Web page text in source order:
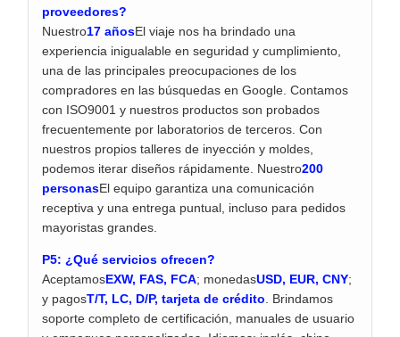
proveedores?
Nuestro17 añosEl viaje nos ha brindado una
experiencia inigualable en seguridad y cumplimiento,
una de las principales preocupaciones de los
compradores en las búsquedas en Google. Contamos
con ISO9001 y nuestros productos son probados
frecuentemente por laboratorios de terceros. Con
nuestros propios talleres de inyección y moldes,
podemos iterar diseños rápidamente. Nuestro200
personasEl equipo garantiza una comunicación
receptiva y una entrega puntual, incluso para pedidos
mayoristas grandes.
P5: ¿Qué servicios ofrecen?
AceptamosEXW, FAS, FCA; monedasUSD, EUR, CNY;
y pagosT/T, LC, D/P, tarjeta de crédito . Brindamos
soporte completo de certificación, manuales de usuario